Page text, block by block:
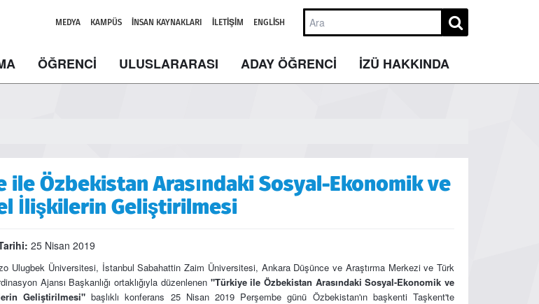
MEDYA KAMPÜS İNSAN KAYNAKLARI İLETIŞIM ENGLISH
ÖĞRENCİ ULUSLARARASI ADAY ÖĞRENCİ İZÜ HAKKINDA
ile Özbekistan Arasındaki Sosyal-Ekonomik ve
İlişkilerin Geliştirilmesi
25 Nisan 2019
Ulugbek Üniversitesi, İstanbul Sabahattin Zaim Üniversitesi, Ankara Düşünce ve Araştırma Merkezi ve Türk
Ajansı Başkanlığı ortaklığıyla düzenlenen "Türkiye ile Özbekistan Arasındaki Sosyal-Ekonomik ve
Geliştirilmesi" başlıklı konferans 25 Nisan 2019 Perşembe günü Özbekistan'ın başkenti Taşkent'te